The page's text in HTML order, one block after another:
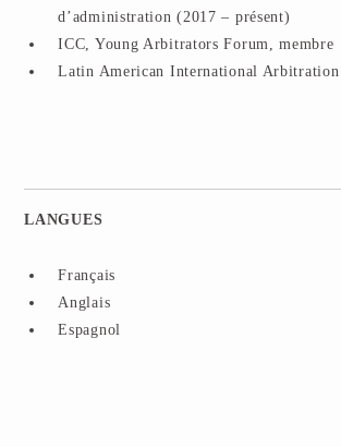
d’administration (2017 – présent)
ICC, Young Arbitrators Forum, membre
Latin American International
LANGUES
Français
Anglais
Espagnol